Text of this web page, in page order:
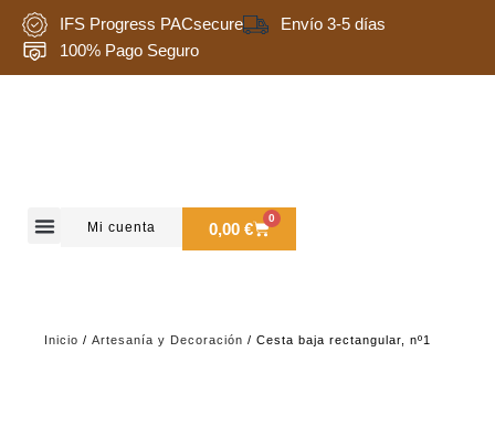
contenido
IFS Progress PACsecure
Envío 3-5 días
100% Pago Seguro
Mi cuenta 0,00€
0
Carrito
Inicio / Artesanía y Decoración / Cesta baja rectangular, nº1